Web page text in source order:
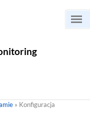
» Konfiguracja